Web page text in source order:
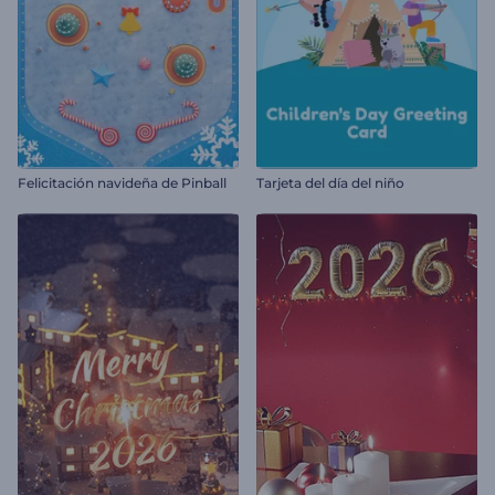
Felicitación navideña de Pinball Tarjeta del día del niño